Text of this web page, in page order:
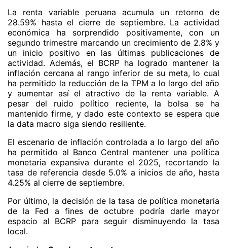
La renta variable peruana acumula un retorno de
28.59% hasta el cierre de septiembre. La actividad
económica ha sorprendido positivamente, con un
segundo trimestre marcando un crecimiento de 2.8% y
un inicio positivo en las últimas publicaciones de
actividad. Además, el BCRP ha logrado mantener la
inflación cercana al rango inferior de su meta, lo cual
ha permitido la reducción de la TPM a lo largo del año
y aumentar así el atractivo de la renta variable. A
pesar del ruido político reciente, la bolsa se ha
mantenido firme, y dado este contexto se espera que
la data macro siga siendo resiliente.
El escenario de inflación controlada a lo largo del año
ha permitido al Banco Central mantener una política
monetaria expansiva durante el 2025, recortando la
tasa de referencia desde 5.0% a inicios de año, hasta
4.25% al cierre de septiembre.
Por último, la decisión de la tasa de política monetaria
de la Fed a fines de octubre podría darle mayor
espacio al BCRP para seguir disminuyendo la tasa
local.